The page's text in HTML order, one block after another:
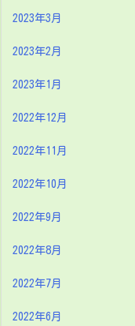
2023年3月
2023年2月
2023年1月
2022年12月
2022年11月
2022年10月
2022年9月
2022年8月
2022年7月
2022年6月